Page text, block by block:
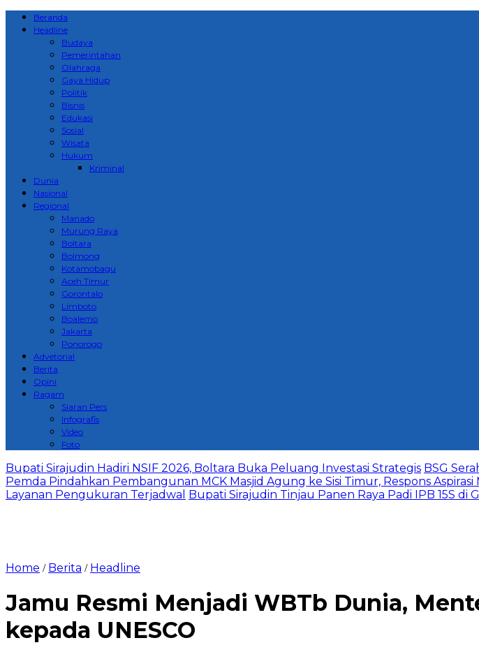
Beranda
Headline
Budaya
Pemerintahan
Olahraga
Gaya Hidup
Politik
Bisnis
Edukasi
Sosial
Wisata
Hukum
Kriminal
Dunia
Nasional
Regional
Manado
Murung Raya
Boltara
Bolmong
Kotamobagu
Aceh Timur
Gorontalo
Limboto
Boalemo
Jakarta
Ponorogo
Advetorial
Berita
Opini
Ragam
Siaran Pers
Infografis
Video
Foto
Bupati Sirajudin Hadiri NSIF 2026, Boltara Buka Peluang Investasi Strategis ‎BSG
Pemda Pindahkan Pembangunan MCK Masjid Agung ke Sisi Timur, Respons Aspirasi
Layanan Pengukuran Terjadwal Bupati Sirajudin Tinjau Panen Raya Padi IPB 15S
Home / Berita / Headline
Jamu Resmi Menjadi WBTb Dunia,
kepada UNESCO